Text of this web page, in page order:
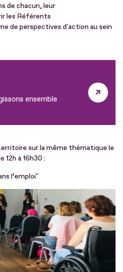
de chacun, leur
les Référents
de perspectives d'action au sein
ensemble
sur la même thématique le
12h à 16h30 :
l’emploi"